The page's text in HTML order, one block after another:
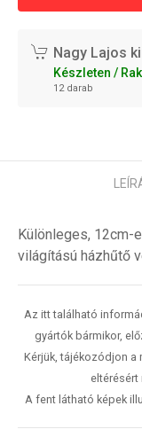
Nagy Lajos
Készleten /
12 darab
Különleges, 12cm-
világítású házhűtő
Az itt található
gyártók bármikor,
Kérjük, tájékozódjon a
eltérésért
A fent látható képek